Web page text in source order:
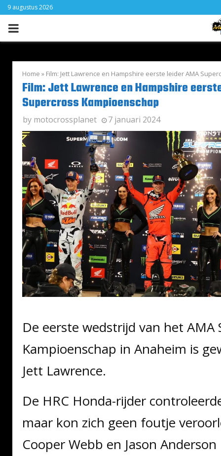
9 augustus 2026
PRIMARY
Home » Film: Jett Lawrence en Hampshire eerste leider AMA
Film: Jett Lawrence en Hampshire
Supercross Kampioenschap
by motocrossplanet 7 januari 2024
De eerste wedstrijd van het AMA
Kampioenschap in Anaheim is
Jett Lawrence.
De HRC Honda-rijder
maar kon zich geen foutje
Cooper Webb en Jason